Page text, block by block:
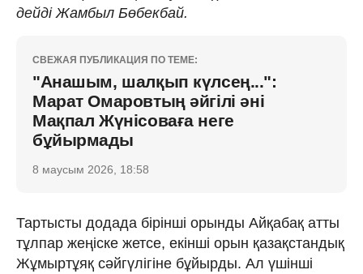
дейді Жамбыл Бөбекбай.
СВЕЖАЯ ПУБЛИКАЦИЯ ПО ТЕМЕ:
"Анашым, шалқып күлсең...":
Марат Омаровтың әйгілі әні
Мақпал Жүнісоваға неге
бұйырмады
8 маусым 2026, 18:58
Тартысты додада бірінші орынды Айқабақ атты
тұлпар жеңіске жетсе, екінші орын қазақстандық
Жұмыртұяқ сәйгүлігіне бұйырды. Ал үшінші